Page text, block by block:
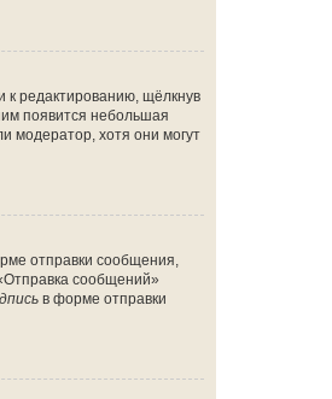
к редактированию, щёлкнув
появится небольшая
модератор, хотя они могут
отправки сообщения,
сообщений»
в форме отправки